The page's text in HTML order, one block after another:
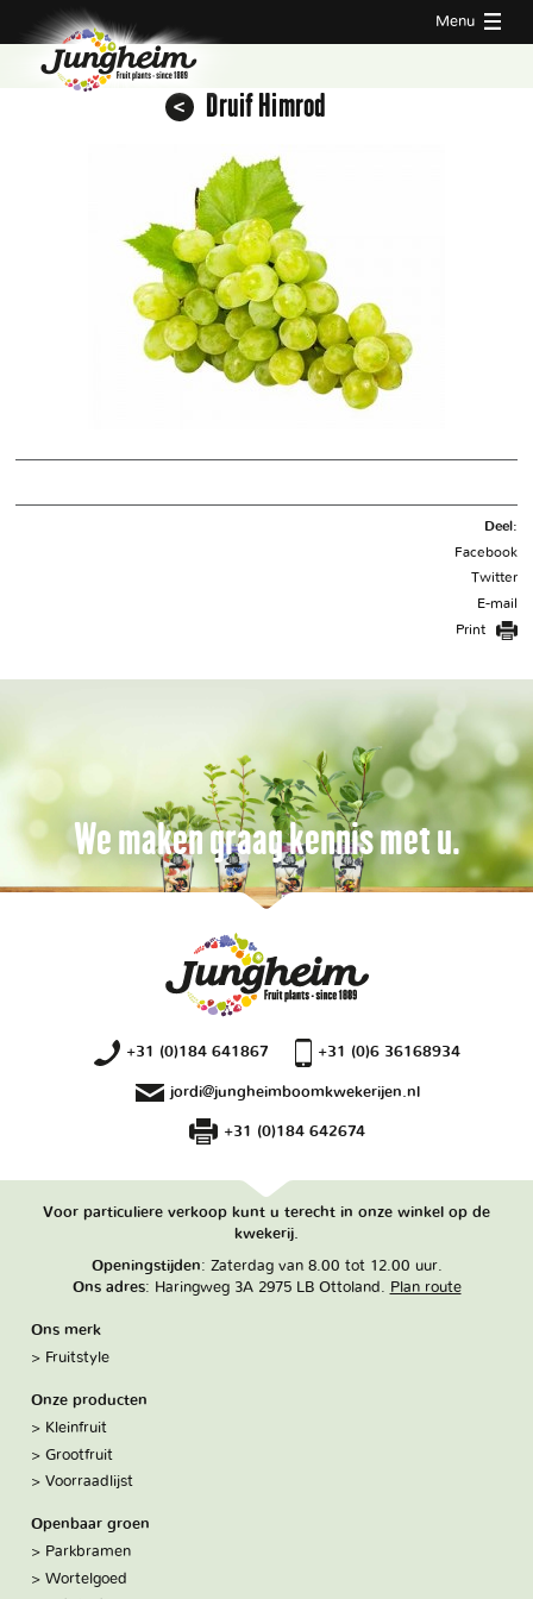
Menu
Druif Himrod
Deel:
Facebook
Twitter
E-mail
Print
We maken graag kennis met u.
+31 (0)184 641867 +31 (0)6 36168934
jordi@jungheimboomkwekerijen.nl
+31 (0)184 642674
Voor particuliere verkoop kunt u terecht in onze winkel op de
kwekerij.
Openingstijden: Zaterdag van 8.00 tot 12.00 uur.
Ons adres: Haringweg 3A 2975 LB Ottoland. Plan route
Ons merk
Fruitstyle
Onze producten
Kleinfruit
Grootfruit
Voorraadlijst
Openbaar groen
Parkbramen
Wortelgoed